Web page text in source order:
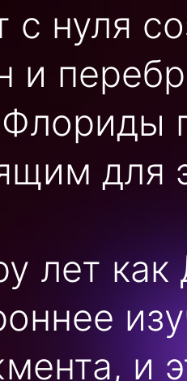
с нуля
и
для
лет как
и